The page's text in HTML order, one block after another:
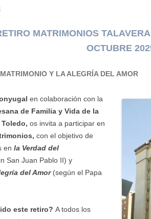
MATRIMONIOS
OCTUBRE
Y LA ALEGRÍA DEL AMOR
en colaboración con la
de Familia y Vida de la
, os invita a participar en
con el objetivo de
en la Verdad del
San Juan Pablo II) y
del Amor(según el Papa
este retiro? A todos los